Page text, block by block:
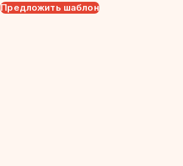
Предложить шаблон